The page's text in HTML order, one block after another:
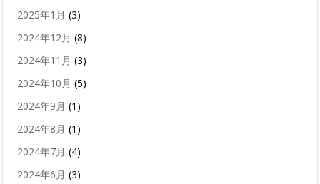
2025年1月 (3)
2024年12月 (8)
2024年11月 (3)
2024年10月 (5)
2024年9月 (1)
2024年8月 (1)
2024年7月 (4)
2024年6月 (3)